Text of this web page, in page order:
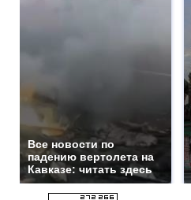
Все новости по
падению вертолета на
Кавказе: читать здесь